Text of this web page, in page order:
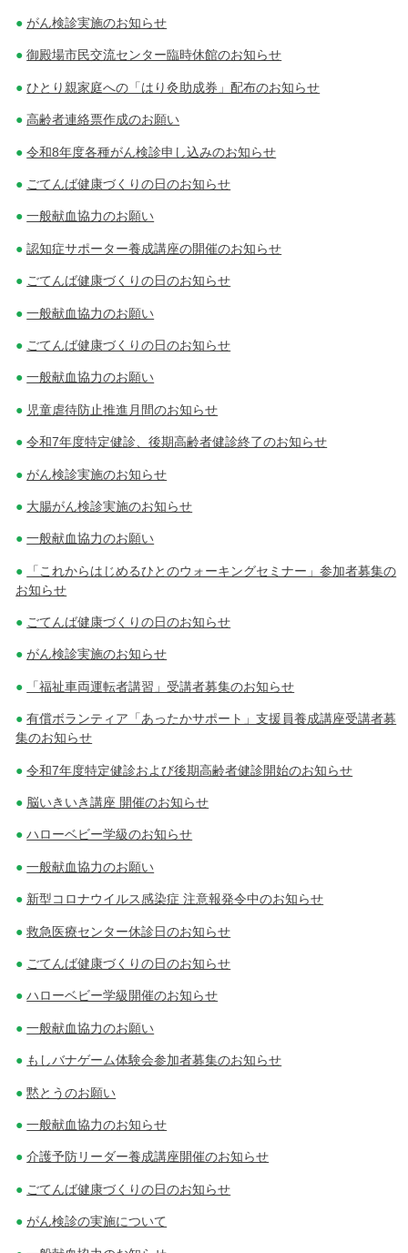
がん検診実施のお知らせ
御殿場市民交流センター臨時休館のお知らせ
ひとり親家庭への「はり灸助成券」配布のお知らせ
高齢者連絡票作成のお願い
令和8年度各種がん検診申し込みのお知らせ
ごてんば健康づくりの日のお知らせ
一般献血協力のお願い
認知症サポーター養成講座の開催のお知らせ
ごてんば健康づくりの日のお知らせ
一般献血協力のお願い
ごてんば健康づくりの日のお知らせ
一般献血協力のお願い
児童虐待防止推進月間のお知らせ
令和7年度特定健診、後期高齢者健診終了のお知らせ
がん検診実施のお知らせ
大腸がん検診実施のお知らせ
一般献血協力のお願い
「これからはじめるひとのウォーキングセミナー」参加者募集の
お知らせ
ごてんば健康づくりの日のお知らせ
がん検診実施のお知らせ
「福祉車両運転者講習」受講者募集のお知らせ
有償ボランティア「あったかサポート」支援員養成講座受講者募
集のお知らせ
令和7年度特定健診および後期高齢者健診開始のお知らせ
脳いきいき講座 開催のお知らせ
ハローベビー学級のお知らせ
一般献血協力のお願い
新型コロナウイルス感染症 注意報発令中のお知らせ
救急医療センター休診日のお知らせ
ごてんば健康づくりの日のお知らせ
ハローベビー学級開催のお知らせ
一般献血協力のお願い
もしバナゲーム体験会参加者募集のお知らせ
黙とうのお願い
一般献血協力のお知らせ
介護予防リーダー養成講座開催のお知らせ
ごてんば健康づくりの日のお知らせ
がん検診の実施について